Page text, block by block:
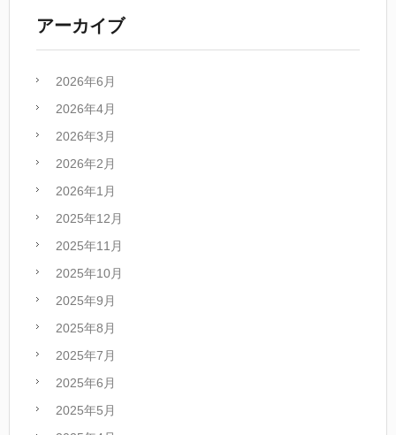
アーカイブ
2026年6月
2026年4月
2026年3月
2026年2月
2026年1月
2025年12月
2025年11月
2025年10月
2025年9月
2025年8月
2025年7月
2025年6月
2025年5月